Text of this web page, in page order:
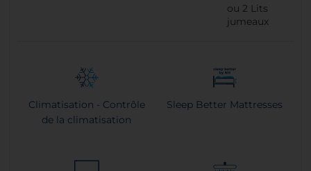
ou 2 Lits
jumeaux
Climatisation - Contrôle
de la climatisation
Sleep Better Mattresses